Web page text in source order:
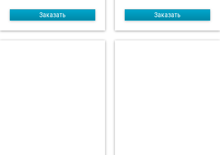
Заказать Заказать